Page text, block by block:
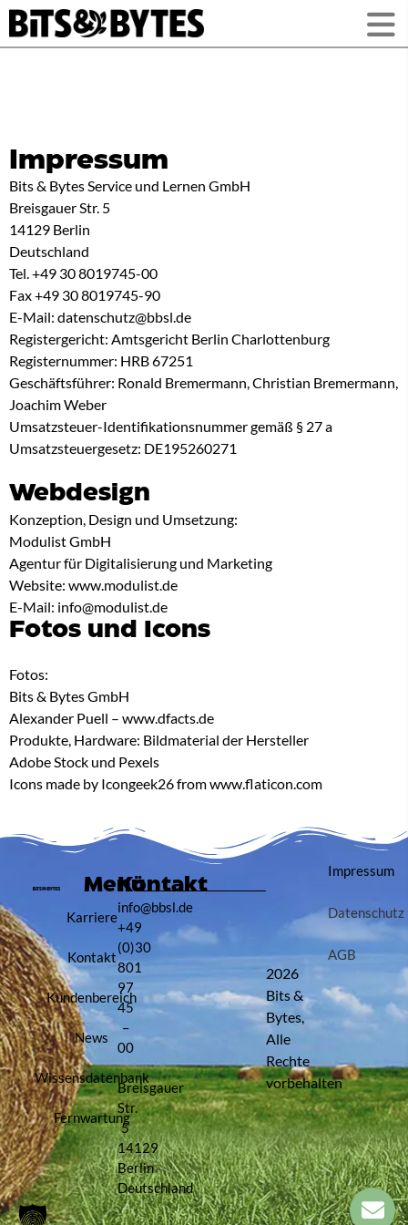
Impressum
Bits & Bytes Service und Lernen GmbH
Breisgauer Str. 5
14129 Berlin
Deutschland
Tel. +49 30 8019745-00
Fax +49 30 8019745-90
E-Mail: datenschutz@bbsl.de
Registergericht: Amtsgericht Berlin Charlottenburg
Registernummer: HRB 67251
Geschäftsführer: Ronald Bremermann, Christian Bremermann,
Joachim Weber
Umsatzsteuer-Identifikationsnummer gemäß § 27 a
Umsatzsteuergesetz: DE195260271
Webdesign
Konzeption, Design und Umsetzung:
Modulist GmbH
Agentur für Digitalisierung und Marketing
Website: www.modulist.de
E-Mail: info@modulist.de
Fotos und Icons
Fotos:
Bits & Bytes GmbH
Alexander Puell – www.dfacts.de
Produkte, Hardware: Bildmaterial der Hersteller
Adobe Stock und Pexels
Icons made by Icongeek26 from www.flaticon.com
Menü
Karriere
Kontakt
Kundenbereich
News
Wissensdatenbank
Fernwartung
Kontakt
info@bbsl.de
+49
(0)30
801
97
45
–
00
Breisgauer
Str.
5
14129
Berlin
Deutschland
2026
Bits &
Bytes,
Alle
Rechte
vorbehalten
Impressum
Datenschutz
AGB